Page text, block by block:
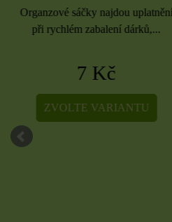
Organzové sáčky najdou uplatnění
při rychlém zabalení dárků,...
7 Kč
ZVOLTE VARIANTU